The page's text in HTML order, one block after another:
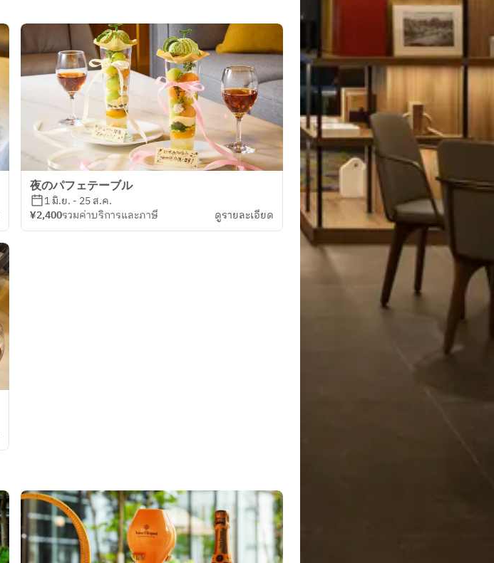
夜のパフェテーブル
1 มิ.ย. - 25 ส.ค.
¥2,400รวมค่าบริการและภาษี ดูรายละเอียด